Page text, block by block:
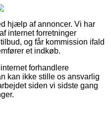
hjælp af annoncer. Vi har
internet forretninger
og får kommission ifald
et indkøb.
forhandlere
kan ikke stille os ansvarlig
siden vi sidste gang